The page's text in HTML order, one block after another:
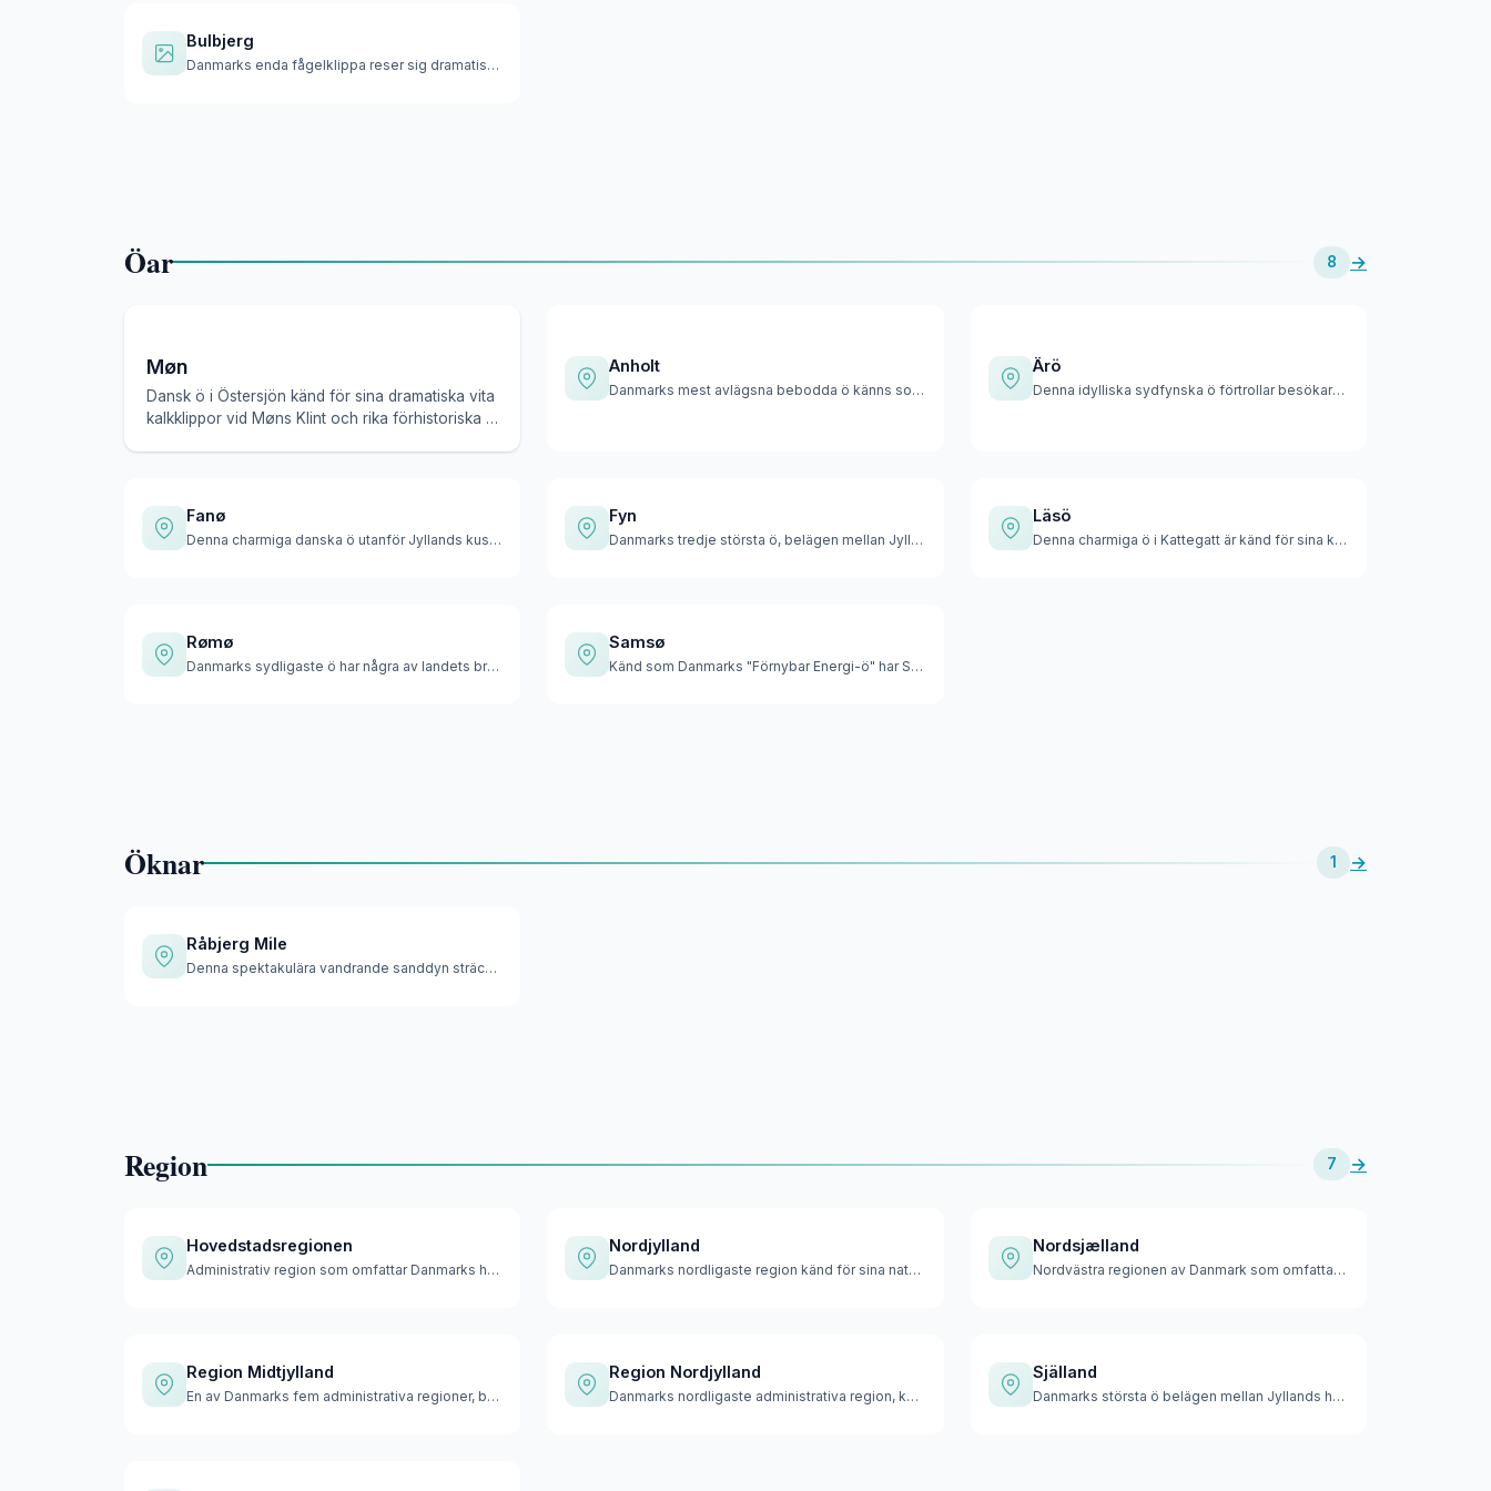
Bulbjerg
Danmarks enda fågelklippa reser sig dramatiskt 47 meter över…
Öar 8 →
Møn
Dansk ö i Östersjön känd för sina dramatiska vita
kalkklippor vid Møns Klint och rika förhistoriska …
Anholt
Danmarks mest avlägsna bebodda ö känns som en ökenas med sin…
Ärö
Denna idylliska sydfynska ö förtrollar besökare med sina väl…
Fanø
Denna charmiga danska ö utanför Jyllands kust erbjuder orörd…
Fyn
Danmarks tredje största ö, belägen mellan Jylland och Själla…
Läsö
Denna charmiga ö i Kattegatt är känd för sina karakteristisk…
Rømø
Danmarks sydligaste ö har några av landets bredaste stränder…
Samsø
Känd som Danmarks "Förnybar Energi-ö" har Samsø uppnått kold…
Öknar 1 →
Råbjerg Mile
Denna spektakulära vandrande sanddyn sträcker sig över 2 kva…
Region 7 →
Hovedstadsregionen
Administrativ region som omfattar Danmarks huvudstad Köpenha…
Nordjylland
Danmarks nordligaste region känd för sina natursköna kustlin…
Nordsjælland
Nordvästra regionen av Danmark som omfattar den norra delen …
Region Midtjylland
En av Danmarks fem administrativa regioner, belägen på Jylla…
Region Nordjylland
Danmarks nordligaste administrativa region, känd för sina vi…
Själland
Danmarks största ö belägen mellan Jyllands halvö och Sverige…